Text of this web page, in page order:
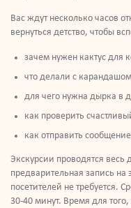
Вас ждут несколько часов
вернуться детство, чтобы
зачем нужен кактус для
что делали с
для чего нужна дырка в
как проверить
как отправить
Экскурсии проводятся весь
предварительная запись
посетителей не требуется.
30-40 минут. Время для